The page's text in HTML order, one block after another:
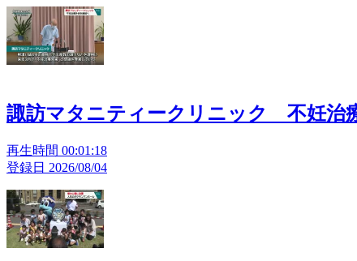
諏訪マタニティークリニック 不妊治
再生時間 00:01:18
登録日 2026/08/04